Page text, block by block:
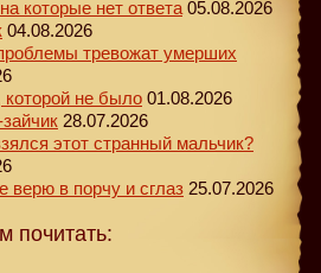
которые нет ответа 05.08.2026
04.08.2026
тревожат умерших
которой не было 01.08.2026
28.07.2026
этот странный мальчик?
верю в порчу и сглаз 25.07.2026
почитать: